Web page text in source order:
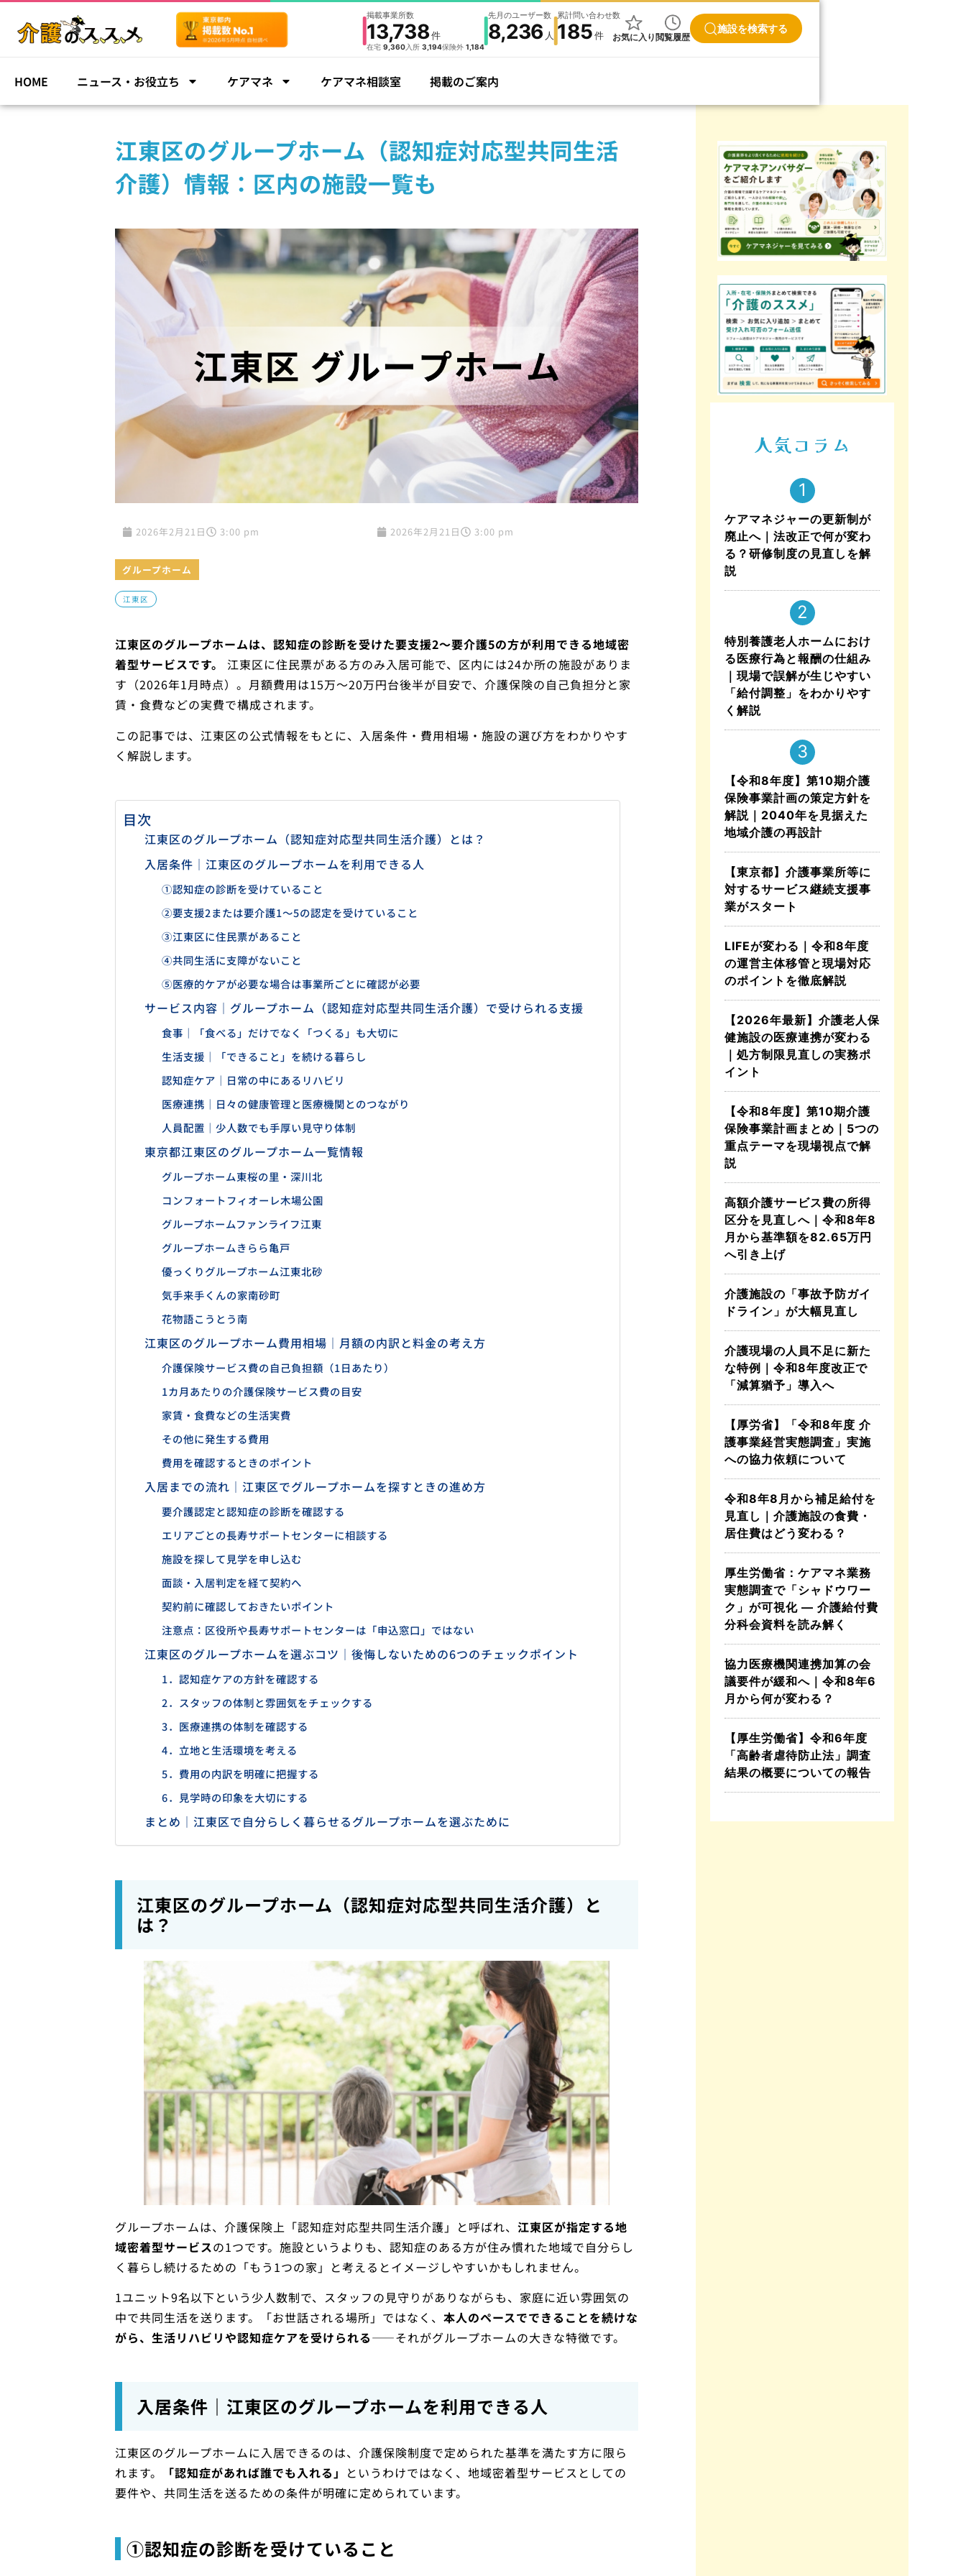
掲載事業所数
13,738件
在宅 9,360入所 3,194保険外 1,184
先月のユーザー数
8,236 人
累計問い合わせ数
185件 お気に入り閲覧履歴
施設を検索する
HOME ニュース・お役立ち ケアマネ ケアマネ相談室 掲載のご案内
江東区のグループホーム（認知症対応型共同生活
介護）情報：区内の施設一覧も
2026年2月21日 3:00 pm 2026年2月21日 3:00 pm
グループホーム
江東区
江東区のグループホームは、認知症の診断を受けた要支援2〜要介護5の方が利用できる地域密
着型サービスです。
江東区に住民票がある方のみ入居可能で、区内には24か所の施設がありま
す（2026年1月時点）。月額費用は15万〜20万円台後半が目安で、介護保険の自己負担分と家
賃・食費などの実費で構成されます。
この記事では、江東区の公式情報をもとに、入居条件・費用相場・施設の選び方をわかりやす
く解説します。
目次
江東区のグループホーム（認知症対応型共同生活介護）とは？
入居条件｜江東区のグループホームを利用できる人
①認知症の診断を受けていること
②要支援2または要介護1〜5の認定を受けていること
③江東区に住民票があること
④共同生活に支障がないこと
⑤医療的ケアが必要な場合は事業所ごとに確認が必要
サービス内容｜グループホーム（認知症対応型共同生活介護）で受けられる支援
食事｜「食べる」だけでなく「つくる」も大切に
生活支援｜「できること」を続ける暮らし
認知症ケア｜日常の中にあるリハビリ
医療連携｜日々の健康管理と医療機関とのつながり
人員配置｜少人数でも手厚い見守り体制
東京都江東区のグループホーム一覧情報
グループホーム東桜の里・深川北
コンフォートフィオーレ木場公園
グループホームファンライフ江東
グループホームきらら亀戸
優っくりグループホーム江東北砂
気手来手くんの家南砂町
花物語こうとう南
江東区のグループホーム費用相場｜月額の内訳と料金の考え方
介護保険サービス費の自己負担額（1日あたり）
1カ月あたりの介護保険サービス費の目安
家賃・食費などの生活実費
その他に発生する費用
費用を確認するときのポイント
入居までの流れ｜江東区でグループホームを探すときの進め方
要介護認定と認知症の診断を確認する
エリアごとの長寿サポートセンターに相談する
施設を探して見学を申し込む
面談・入居判定を経て契約へ
契約前に確認しておきたいポイント
注意点：区役所や長寿サポートセンターは「申込窓口」ではない
江東区のグループホームを選ぶコツ｜後悔しないための6つのチェックポイント
1．認知症ケアの方針を確認する
2．スタッフの体制と雰囲気をチェックする
3．医療連携の体制を確認する
4．立地と生活環境を考える
5．費用の内訳を明確に把握する
6．見学時の印象を大切にする
まとめ｜江東区で自分らしく暮らせるグループホームを選ぶために
江東区のグループホーム（認知症対応型共同生活介護）と
は？
グループホームは、介護保険上「認知症対応型共同生活介護」と呼ばれ、 江東区が指定する地
域密着型サービスの1つです。施設というよりも、認知症のある方が住み慣れた地域で自分らし
く暮らし続けるための「もう1つの家」と考えるとイメージしやすいかもしれません。
1ユニット9名以下という少人数制で、スタッフの見守りがありながらも、家庭に近い雰囲気の
中で共同生活を送ります。「お世話される場所」ではなく、 本人のペースでできることを続けな
がら、生活リハビリや認知症ケアを受けられる——それがグループホームの大きな特徴です。
入居条件｜江東区のグループホームを利用できる人
江東区のグループホームに入居できるのは、介護保険制度で定められた基準を満たす方に限ら
れます。
「認知症があれば誰でも入れる」 というわけではなく、地域密着型サービスとしての
要件や、共同生活を送るための条件が明確に定められています。
①認知症の診断を受けていること
人気コラム
ケアマネジャーの更新制が
廃止へ｜法改正で何が変わ
る？研修制度の見直しを解
説
特別養護老人ホームにおけ
る医療行為と報酬の仕組み
｜現場で誤解が生じやすい
「給付調整」をわかりやす
く解説
【令和8年度】第10期介護
保険事業計画の策定方針を
解説｜2040年を見据えた
地域介護の再設計
【東京都】介護事業所等に
対するサービス継続支援事
業がスタート
LIFEが変わる｜令和8年度
の運営主体移管と現場対応
のポイントを徹底解説
【2026年最新】介護老人保
健施設の医療連携が変わる
｜処方制限見直しの実務ポ
イント
【令和8年度】第10期介護
保険事業計画まとめ｜5つの
重点テーマを現場視点で解
説
高額介護サービス費の所得
区分を見直しへ｜令和8年8
月から基準額を82.65万円
へ引き上げ
介護施設の「事故予防ガイ
ドライン」が大幅見直し
介護現場の人員不足に新た
な特例｜令和8年度改正で
「減算猶予」導入へ
【厚労省】「令和8年度 介
護事業経営実態調査」実施
への協力依頼について
令和8年8月から補足給付を
見直し｜介護施設の食費・
居住費はどう変わる？
厚生労働省：ケアマネ業務
実態調査で「シャドウワー
ク」が可視化 ― 介護給付費
分科会資料を読み解く
協力医療機関連携加算の会
議要件が緩和へ｜令和8年6
月から何が変わる？
【厚生労働省】令和6年度
「高齢者虐待防止法」調査
結果の概要についての報告